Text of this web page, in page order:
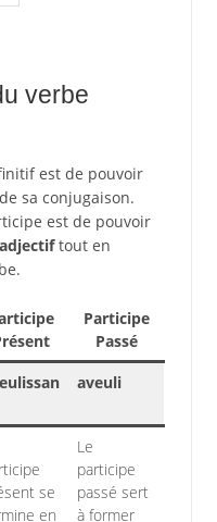
verbe
est de pouvoir
sa conjugaison.
est de pouvoir
tout en
Participe
Passé
aveuli
se
en
Le
participe
passé sert
à former